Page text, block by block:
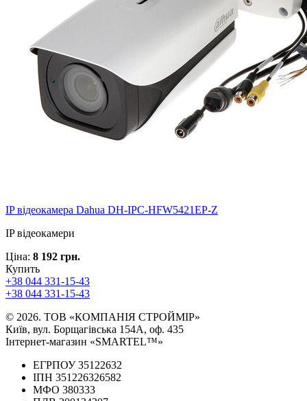
IP відеокамера Dahua DH-IPC-HFW5421EP-Z
IP відеокамери
Ціна: 8 192 грн.
Купить
+38 044 331-15-43
+38 044 331-15-43
© 2026. ТОВ «КОМПАНІЯ СТРОЙМІР»
Київ, вул. Борщагівська 154А, оф. 435
Інтернет-магазин «SMARTEL™»
ЕГРПОУ 35122632
ІПН 351226326582
МФО 380333